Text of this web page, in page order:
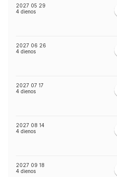
2027 05 29
4 dienos
2027 06 26
4 dienos
2027 07 17
4 dienos
2027 08 14
4 dienos
2027 09 18
4 dienos